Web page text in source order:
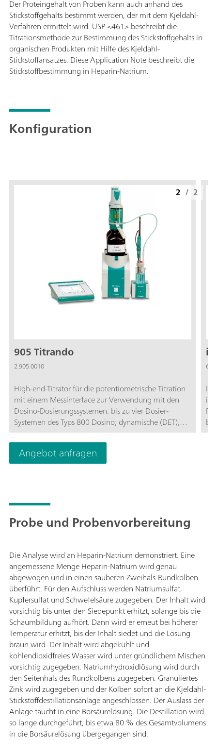
Der Proteingehalt von Proben kann auch anhand des
Stickstoffgehalts bestimmt werden, der mit dem Kjeldahl-
Verfahren ermittelt wird. USP <461> beschreibt die
Titrationsmethode zur Bestimmung des Stickstoffgehalts in
organischen Produkten mit Hilfe des Kjeldahl-
Stickstoffansatzes. Diese Application Note beschreibt die
Stickstoffbestimmung in Heparin-Natrium.
Konfiguration
905 Titrando
2.905.0010
High-end-Titrator für die potentiometrische Titration
mit einem Messinterface zur Verwendung mit den
Dosino-Dosierungssystemen. bis zu vier Dosier-
Systemen des Typs 800 Dosino; dynamische (DET),
monotone (MET) und Endpunkttitration (SET);
Messung mit ionenselektiven Elektroden (MEAS
CONC); Dosierfunktionen mit Überwachung, Liquid
Handling; vier MSB-Anschlüsse für zusätzliche Rührer
tiamo-Software oder Touch Control; Erfüllt GMP/GLP-
erforderlich;
2 / 2
Angebot anfragen
Probe und Probenvorbereitung
Die Analyse wird an Heparin-Natrium demonstriert. Eine
angemessene Menge Heparin-Natrium wird genau
abgewogen und in einen sauberen Zweihals-Rundkolben
überführt. Für den Aufschluss werden Natriumsulfat,
Kupfersulfat und Schwefelsäure zugegeben. Der Inhalt wird
vorsichtig bis unter den Siedepunkt erhitzt, solange bis die
Schaumbildung aufhört. Dann wird er erneut bei höherer
Temperatur erhitzt, bis der Inhalt siedet und die Lösung
braun wird. Der Inhalt wird abgekühlt und
kohlendioxidfreies Wasser wird unter gründlichem Mischen
vorsichtig zugegeben. Natriumhydroxidlösung wird durch
den Seitenhals des Rundkolbens zugegeben. Granuliertes
Zink wird zugegeben und der Kolben sofort an die Kjeldahl-
Stickstoffdestillationsanlage angeschlossen. Der Auslass der
Anlage taucht in eine Borsäurelösung. Die Destillation wird
so lange durchgeführt, bis etwa 80 % des Gesamtvolumens
in die Borsäurelösung übergegangen sind.